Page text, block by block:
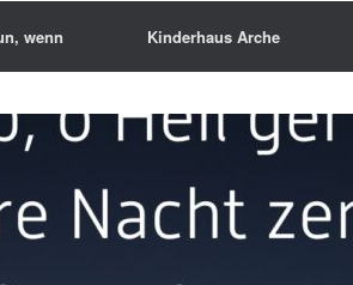
wenn Kinderhaus Arche